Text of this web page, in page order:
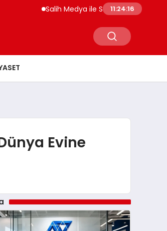
Salih Medya ile Sosyal Medya Profil
11:24:18
Evine